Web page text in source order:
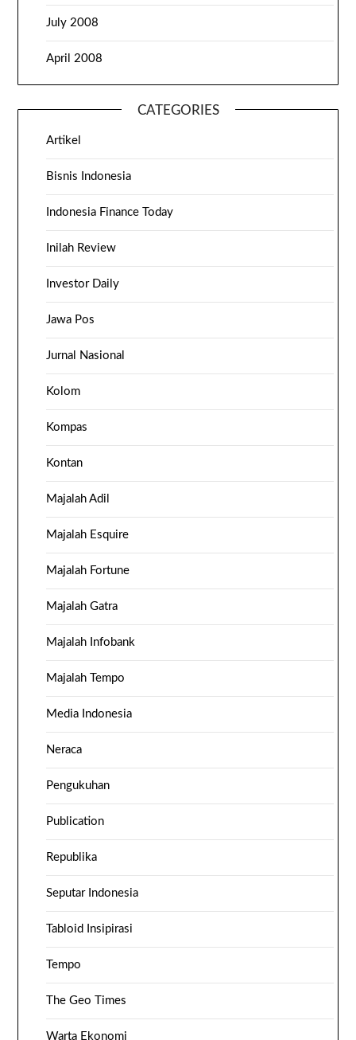
July 2008
April 2008
CATEGORIES
Artikel
Bisnis Indonesia
Indonesia Finance Today
Inilah Review
Investor Daily
Jawa Pos
Jurnal Nasional
Kolom
Kompas
Kontan
Majalah Adil
Majalah Esquire
Majalah Fortune
Majalah Gatra
Majalah Infobank
Majalah Tempo
Media Indonesia
Neraca
Pengukuhan
Publication
Republika
Seputar Indonesia
Tabloid Insipirasi
Tempo
The Geo Times
Warta Ekonomi